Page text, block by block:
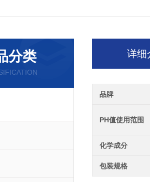
分类 详细
品牌
PH值使用范围
化学成分
包装规格